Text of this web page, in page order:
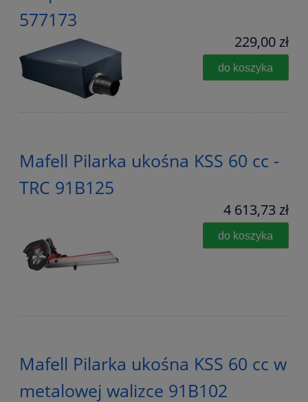
577173
229,00 zł
do koszyka
Mafell Pilarka ukośna KSS 60 cc -
TRC 91B125
4 613,73 zł
do koszyka
Mafell Pilarka ukośna KSS 60 cc w
metalowej walizce 91B102